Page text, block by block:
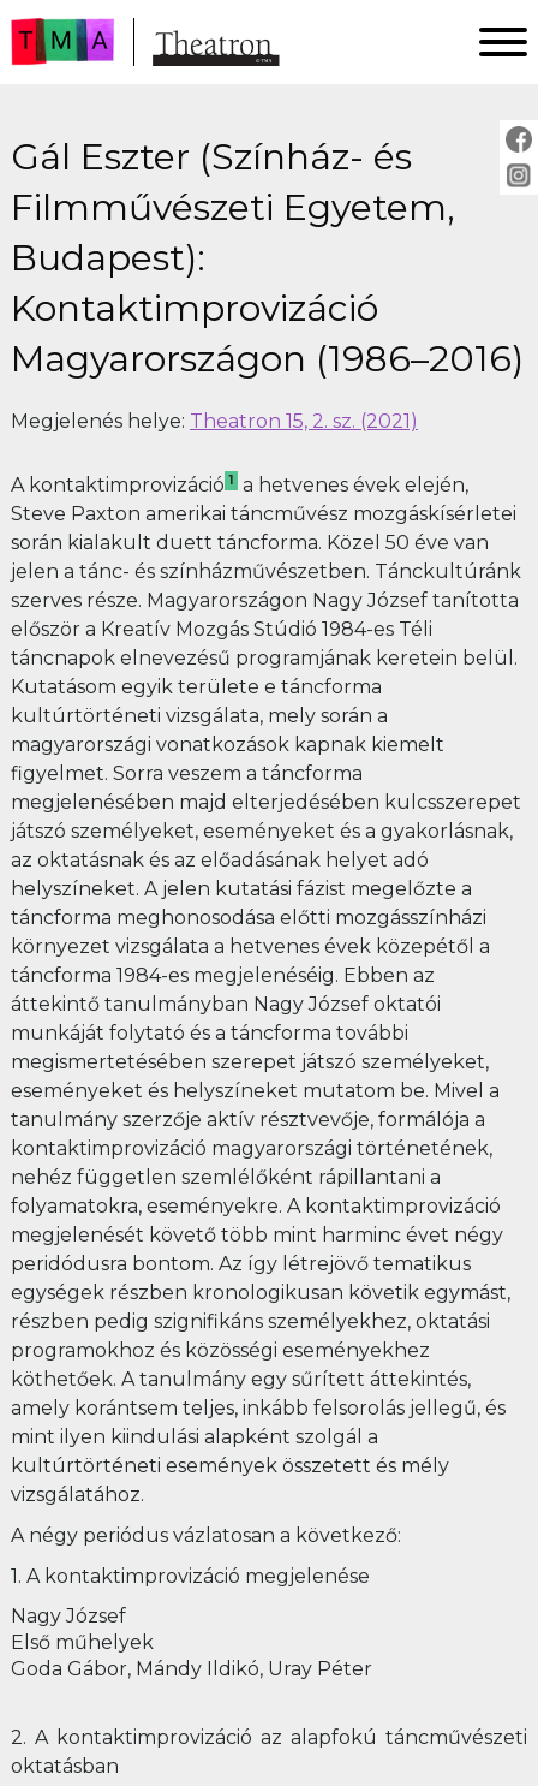
AKTUÁLIS
ARCHÍVUM
IMPRESSZUM
SZERZŐINKNEK
FOR AUTHORS
Gál Eszter (Színház- és
Filmművészeti Egyetem,
Budapest):
Kontaktimprovizáció
Magyarországon (1986–2016)
Megjelenés helye: Theatron 15, 2. sz. (2021)
A kontaktimprovizáció 1
a hetvenes évek elején,
Steve Paxton amerikai táncművész mozgáskísérletei
során kialakult duett táncforma. Közel 50 éve van
jelen a tánc- és színházművészetben. Tánckultúránk
szerves része. Magyarországon Nagy József tanította
először a Kreatív Mozgás Stúdió 1984-es Téli
táncnapok elnevezésű programjának keretein belül.
Kutatásom egyik területe e táncforma
kultúrtörténeti vizsgálata, mely során a
magyarországi vonatkozások kapnak kiemelt
figyelmet. Sorra veszem a táncforma
megjelenésében majd elterjedésében kulcsszerepet
játszó személyeket, eseményeket és a gyakorlásnak,
az oktatásnak és az előadásának helyet adó
helyszíneket. A jelen kutatási fázist megelőzte a
táncforma meghonosodása előtti mozgásszínházi
környezet vizsgálata a hetvenes évek közepétől a
táncforma 1984-es megjelenéséig. Ebben az
áttekintő tanulmányban Nagy József oktatói
munkáját folytató és a táncforma további
megismertetésében szerepet játszó személyeket,
eseményeket és helyszíneket mutatom be. Mivel a
tanulmány szerzője aktív résztvevője, formálója a
kontaktimprovizáció magyarországi történetének,
nehéz független szemlélőként rápillantani a
folyamatokra, eseményekre. A kontaktimprovizáció
megjelenését követő több mint harminc évet négy
peridódusra bontom. Az így létrejövő tematikus
egységek részben kronologikusan követik egymást,
részben pedig szignifikáns személyekhez, oktatási
programokhoz és közösségi eseményekhez
köthetőek. A tanulmány egy sűrített áttekintés,
amely korántsem teljes, inkább felsorolás jellegű, és
mint ilyen kiindulási alapként szolgál a
kultúrtörténeti események összetett és mély
vizsgálatához.
A négy periódus vázlatosan a következő:
1. A kontaktimprovizáció megjelenése
Nagy József
Első műhelyek
Goda Gábor, Mándy Ildikó, Uray Péter
2. A kontaktimprovizáció az alapfokú táncművészeti
oktatásban